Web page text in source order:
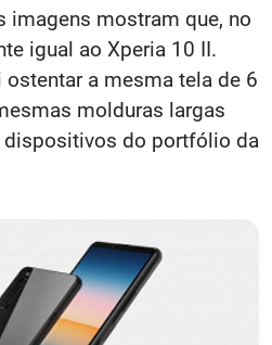
imagens mostram que, no
igual ao Xperia 10 II.
ostentar a mesma tela de 6
molduras largas
dispositivos do portfólio da